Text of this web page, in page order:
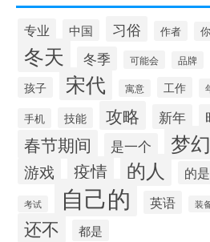
专业 中国 习俗 作者
冬天 冬季 可能会 品牌
孩子 宋代 寓意 工作
手机 技能 攻略 新年
春节期间 是一个 梦
游戏 疫情 的人 的是
考试 自己的 英语 装
还不 都是